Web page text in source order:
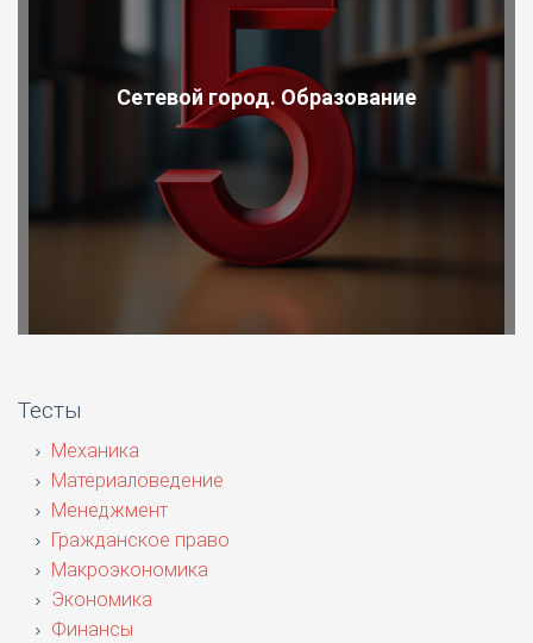
Сетевой город. Образование
Тесты
Механика
Материаловедение
Менеджмент
Гражданское право
Макроэкономика
Экономика
Финансы